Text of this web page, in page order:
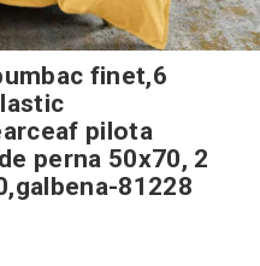
finet,6
pilota
perna 50x70, 2
81228